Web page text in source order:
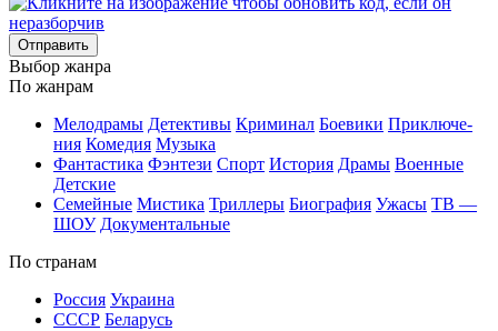
Отправить
Вы­бор жан­ра
По жан­рам
Ме­ло­дра­мы Де­тек­ти­вы Кри­ми­нал Бое­ви­ки При­клю­че­
ния Ко­ме­дия Му­зы­ка
Фан­та­сти­ка Фэн­те­зи Спорт Ис­то­рия Дра­мы Во­ен­ные
Дет­ские
Се­мей­ные Мис­ти­ка Трил­ле­ры Био­гра­фия Ужа­сы ТВ —
ШОУ До­ку­мен­таль­ные
По стра­нам
Рос­сия Ук­раи­на
СССР Бе­ла­русь